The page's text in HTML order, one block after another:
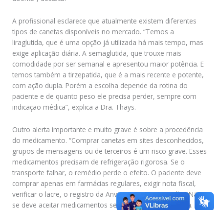
A profissional esclarece que atualmente existem diferentes
tipos de canetas disponíveis no mercado. “Temos a
liraglutida, que é uma opção já utilizada há mais tempo, mas
exige aplicação diária. A semaglutida, que trouxe mais
comodidade por ser semanal e apresentou maior potência. E
temos também a tirzepatida, que é a mais recente e potente,
com ação dupla. Porém a escolha depende da rotina do
paciente e de quanto peso ele precisa perder, sempre com
indicação médica”, explica a Dra. Thays.
Outro alerta importante e muito grave é sobre a procedência
do medicamento. “Comprar canetas em sites desconhecidos,
grupos de mensagens ou de terceiros é um risco grave. Esses
medicamentos precisam de refrigeração rigorosa. Se o
transporte falhar, o remédio perde o efeito. O paciente deve
comprar apenas em farmácias regulares, exigir nota fiscal,
verificar o lacre, o registro da Anvisa e a tarja vermelha. Não
se deve aceitar medicamentos sem procedência”, orienta.